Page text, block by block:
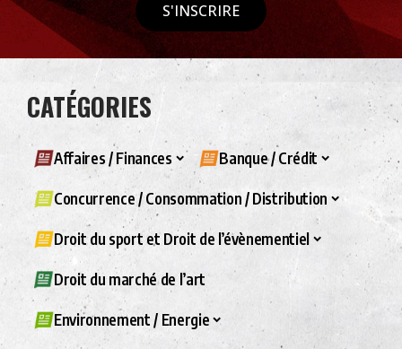
S'INSCRIRE
CATÉGORIES
Affaires / Finances Banque / Crédit
Concurrence / Consommation / Distribution
Droit du sport et Droit de l’évènementiel
Droit du marché de l’art
Environnement / Energie